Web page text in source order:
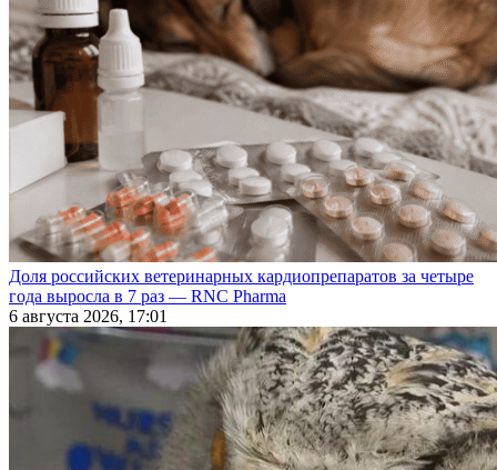
Доля российских ветеринарных кардиопрепаратов за четыре
года выросла в 7 раз — RNC Pharma
6 августа 2026, 17:01